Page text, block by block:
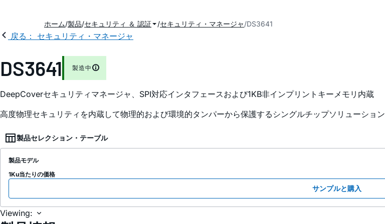
ホーム 製品 セキュリティ ＆ 認証 セキュリティ・マネージャ DS3641
戻る： セキュリティ・マネージャ
DS3641 製造中
DeepCoverセキュリティマネージャ、SPI対応インタフェースおよび1KB非インプリントキーメモリ内蔵
高度物理セキュリティを内蔵して物理的および環境的タンパーから保護するシングルチップソリューション
製品セレクション・テーブル
製品モデル
1Ku当たりの価格
サンプルと購入
Viewing: